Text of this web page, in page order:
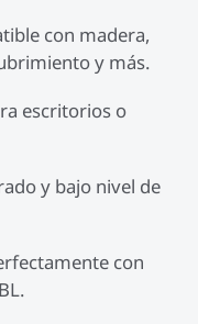
con madera,
y más.
escritorios o
y bajo nivel de
con